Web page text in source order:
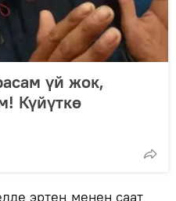
үй жок,
Күйүткө
эртең менен саат